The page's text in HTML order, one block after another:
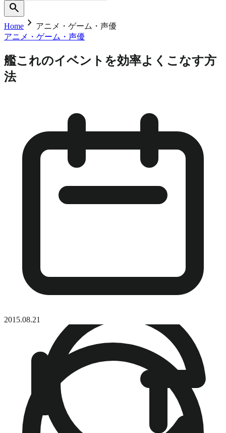
search
Home chevron_right アニメ・ゲーム・声優
アニメ・ゲーム・声優
艦これのイベントを効率よくこなす方
法
2015.08.21